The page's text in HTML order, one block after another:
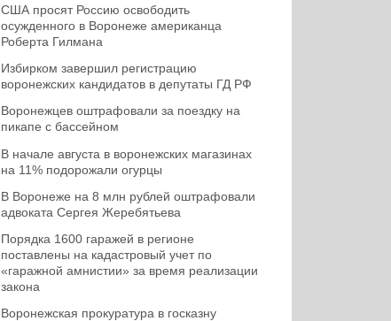
США просят Россию освободить
осужденного в Воронеже американца
Роберта Гилмана
Избирком завершил регистрацию
воронежских кандидатов в депутаты ГД РФ
Воронежцев оштрафовали за поездку на
пикапе с бассейном
В начале августа в воронежских магазинах
на 11% подорожали огурцы
В Воронеже на 8 млн рублей оштрафовали
адвоката Сергея Жеребятьева
Порядка 1600 гаражей в регионе
поставлены на кадастровый учет по
«гаражной амнистии» за время реализации
закона
Воронежская прокуратура в госказну